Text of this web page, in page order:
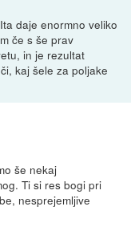
daje enormno veliko
če s še prav
in je rezultat
kaj šele za poljake
še nekaj
Ti si res bogi pri
nesprejemljive